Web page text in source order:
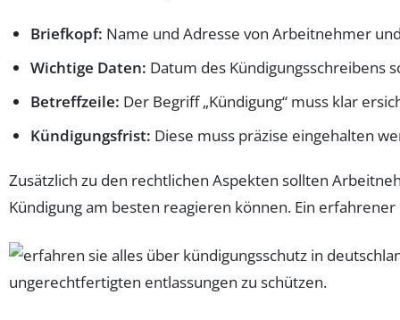
Briefkopf: Name und Adresse von Arbeitnehmer
Wichtige Daten: Datum des Kündigungsschreibens
Betreffzeile: Der Begriff „Kündigung“ muss klar
Kündigungsfrist: Diese muss präzise eingehalten
Zusätzlich zu den rechtlichen Aspekten sollten
Kündigung am besten reagieren können. Ein